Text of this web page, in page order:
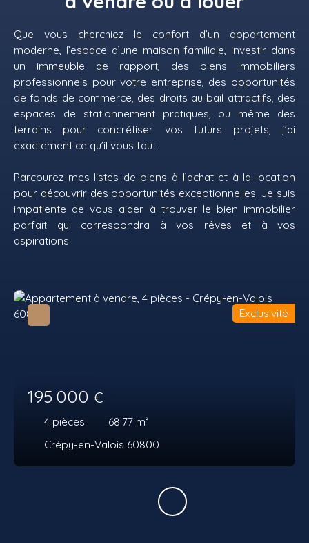
Que vous cherchiez le confort d’un appartement
moderne, l’espace d’une maison familiale, investir dans
un immeuble de rapport, des biens immobiliers
professionnels pour votre entreprise, des opportunités
de fonds de commerce, des droits au bail attractifs, des
espaces de stationnement pratiques, ou même des
terrains pour concrétiser vos futurs projets, j’ai
exactement ce qu’il vous faut.
Parcourez mes listes de biens à l’achat et à la location
pour découvrir des opportunités exceptionnelles. Je suis
impatiente de vous aider à trouver le bien immobilier
parfait qui correspondra à vos rêves et à vos
aspirations.
195 000 €
4 pièces 68.77 m²
Crépy-en-Valois 60800
Exclusivité